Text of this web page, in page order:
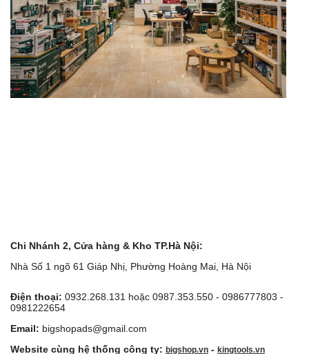
Chi Nhánh 2, Cửa hàng & Kho TP.Hà Nội:
Nhà Số 1 ngõ 61 Giáp Nhị, Phường Hoàng Mai, Hà Nội
Điện thoại: 0932.268.131 hoặc 0987.353.550 - 0986777803 -
0981222654
Email: bigshopads@gmail.com
Website cùng hệ thống công ty: bigshop.vn - kingtools.vn